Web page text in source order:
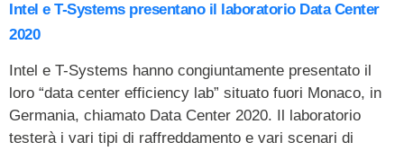
Intel e T-Systems presentano il laboratorio Data Center
2020
Intel e T-Systems hanno congiuntamente presentato il
loro “data center efficiency lab” situato fuori Monaco, in
Germania, chiamato Data Center 2020. Il laboratorio
testerà i vari tipi di raffreddamento e vari scenari di